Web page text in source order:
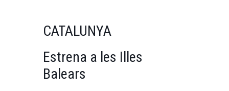
CATALUNYA
Estrena a les Illes
Balears